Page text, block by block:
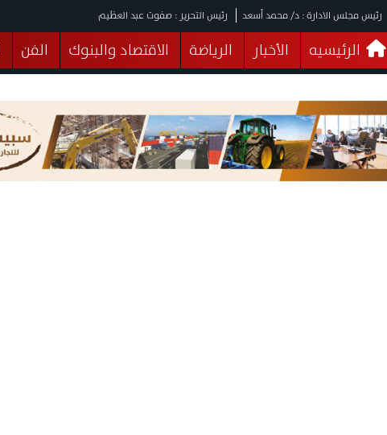
رئيس مجلس الادارة : د/ محمد أسعد رئيس التحرير : صفوت عبد العظيم
الرئيسيه الأخبار الرياضة الاقتصاد والبنوك الفن
فيديوهات
البرلمان صحة الثقافة خدمات منوعات